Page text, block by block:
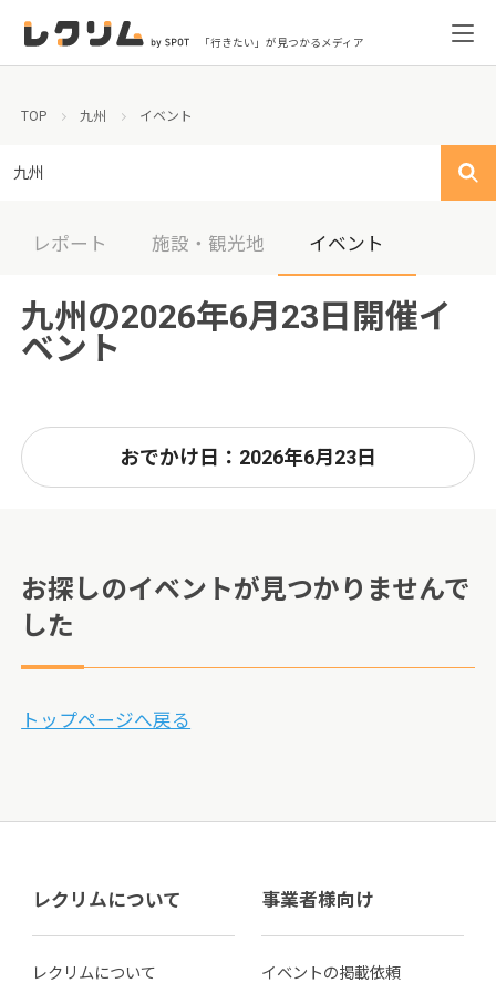
「行きたい」が見つかるメディア
TOP 九州 イベント
九州
レポート 施設・観光地 イベント
九州の2026年6月23日開催イ
ベント
おでかけ日：2026年6月23日
お探しのイベントが見つかりませんで
した
トップページへ戻る
レクリムについて
レクリムについて
事業者様向け
イベントの掲載依頼